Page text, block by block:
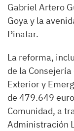
Gabriel Artero
Goya y la
Pinatar.
La reforma,
de la
Exterior y
de 479.649
Comunidad, a
Administración